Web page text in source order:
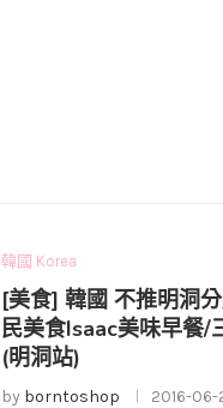
韓國 Korea
[美食] 韓國 不推明洞
民美食Isaac美味早餐/
(明洞站)
by borntoshop 2016-06-